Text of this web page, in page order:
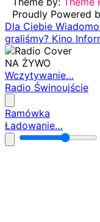
Proudly Powered
Dla Ciebie
graliśmy? Kino
NA ŻYWO
Wczytywanie…
Radio Świnoujście
Ramówka
Ładowanie…